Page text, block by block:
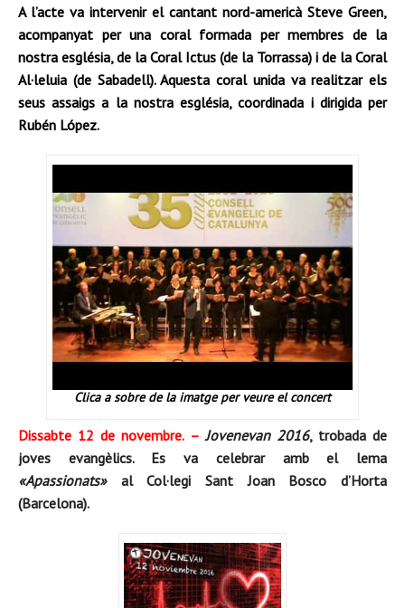
A l’acte va intervenir el cantant nord-americà Steve Green,
acompanyat per una coral formada per membres de la
nostra església, de la Coral Ictus (de la Torrassa) i de la Coral
Al·leluia (de Sabadell). Aquesta coral unida va realitzar els
seus assaigs a la nostra església, coordinada i dirigida per
Rubén López.
Clica a sobre de la imatge per veure el concert
Dissabte 12 de novembre. – Jovenevan 2016, trobada de
joves evangèlics. Es va celebrar amb el lema
«Apassionats»al Col·legi Sant Joan Bosco d’Horta
(Barcelona).